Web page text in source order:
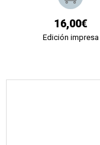
16,00€
Edición impresa